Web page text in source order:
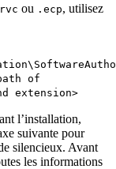
ou .ecp, utilisez
of
extension>
l’installation,
suivante pour
silencieux. Avant
les informations